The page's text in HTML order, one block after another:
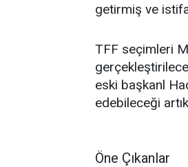
getirmiş ve
TFF seçimleri
eski başkanl
edebileceği
Öne Çıkanlar